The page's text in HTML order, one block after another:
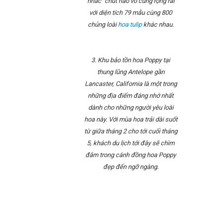
với diện tích 79 mẫu cùng 800
chủng loàihoa tulipkhác nhau.
3. Khu bảo tồn hoa Poppy tại
thung lũng Antelope gần
Lancaster, California là một trong
những địa điểm đáng nhớ nhất
dành cho những người yêu loài
hoa này. Với mùa hoa trải dài suốt
từ giữa tháng 2 cho tới cuối tháng
5, khách du lịch tới đây sẽ chìm
đắm trong cánh đồng hoa Poppy
đẹp đến ngỡ ngàng.